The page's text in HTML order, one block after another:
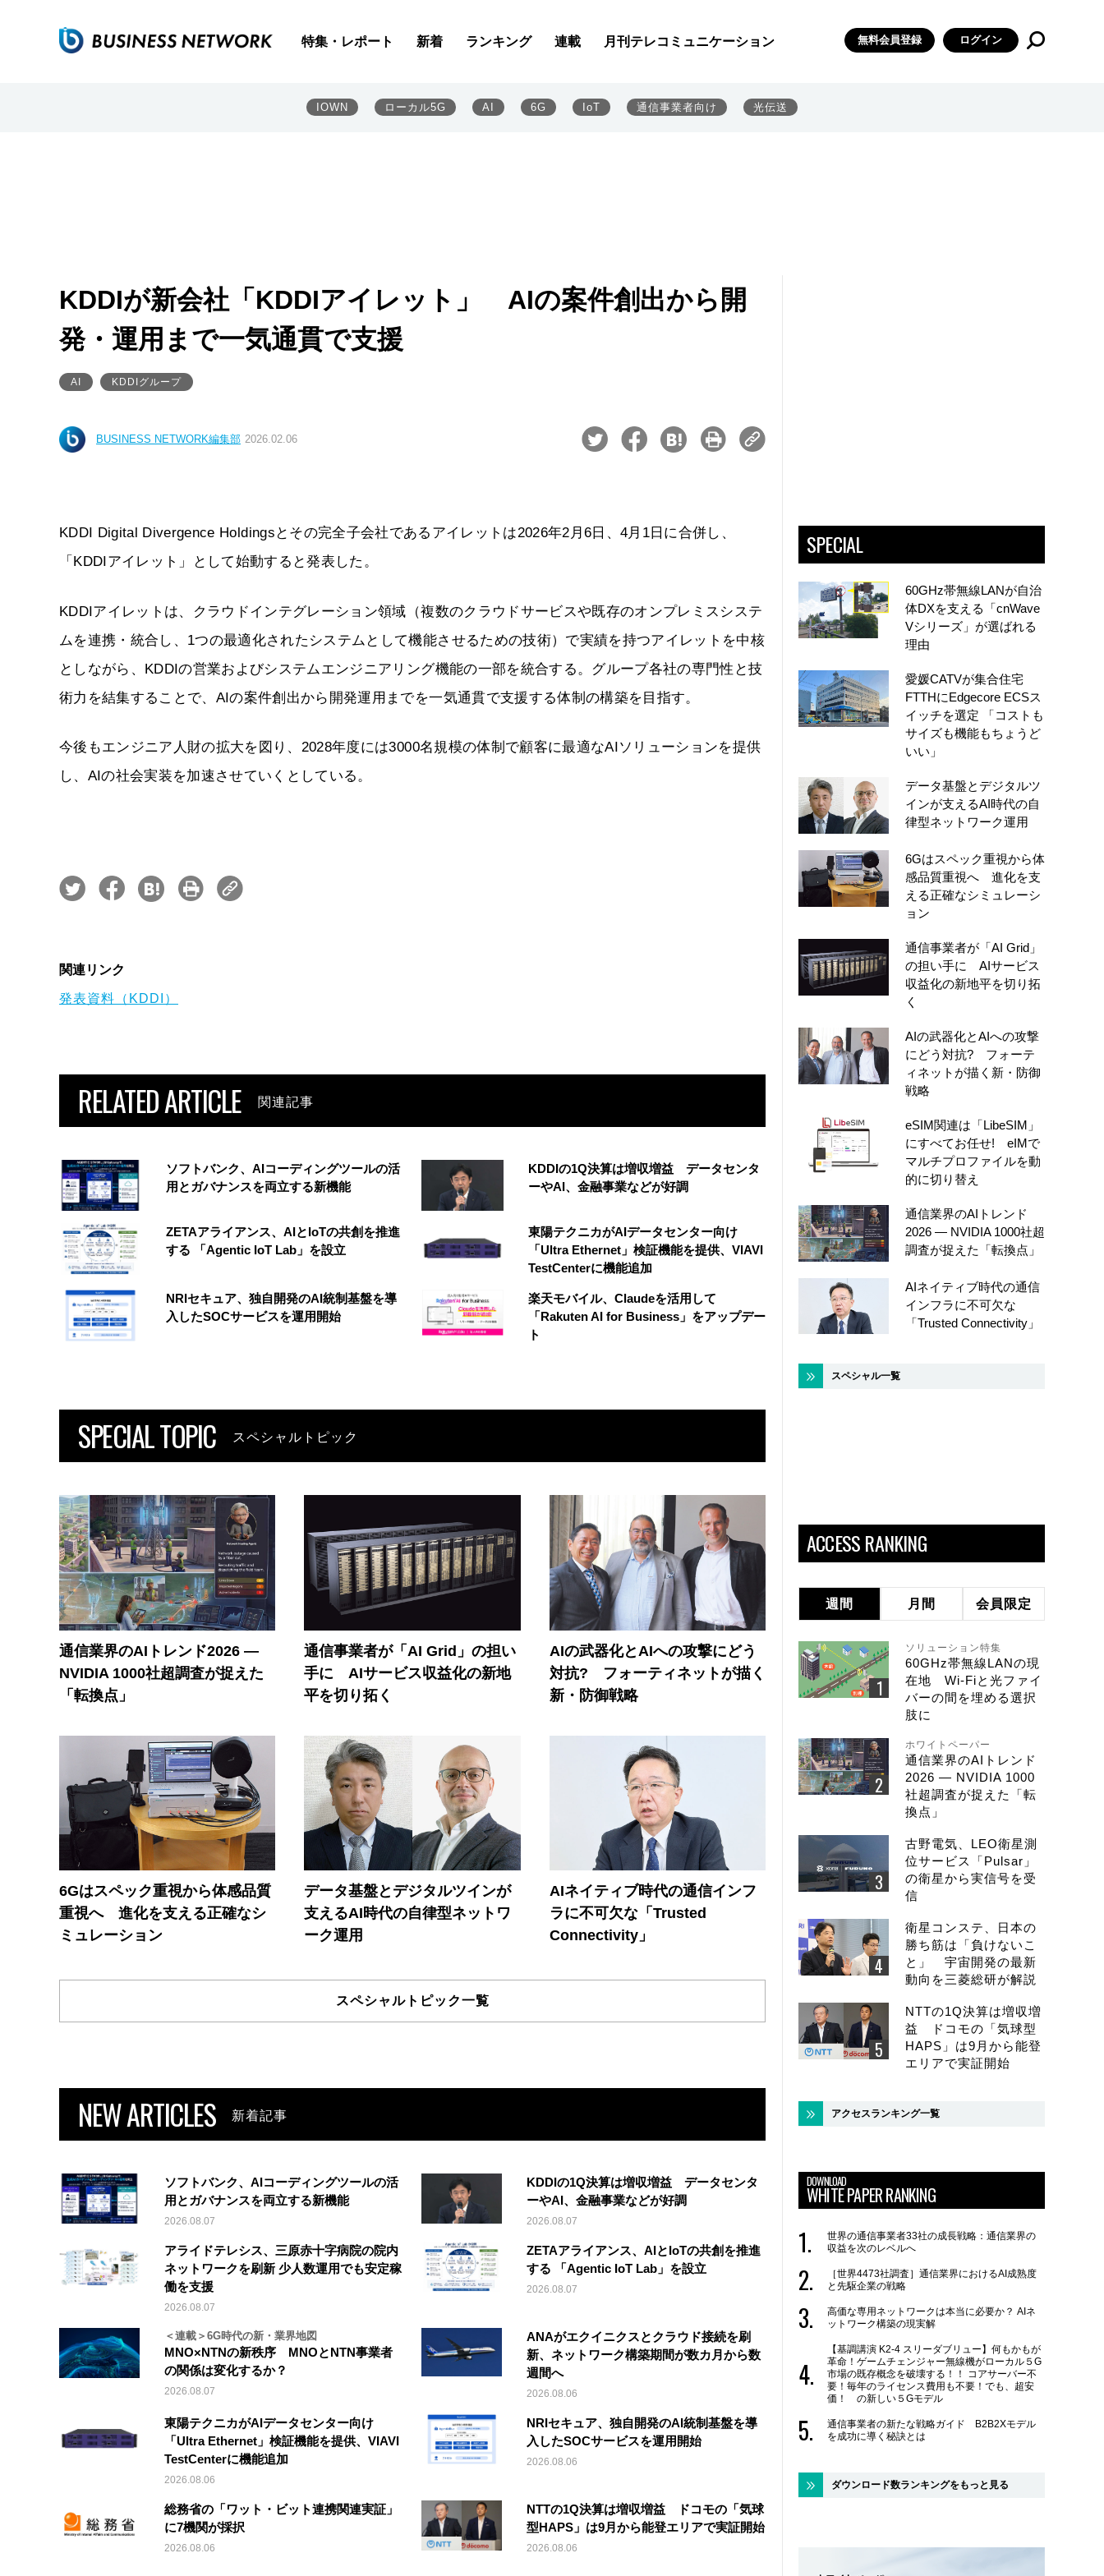
特集・レポート 新着 ランキング 連載 月刊テレコミュニケーション 無料会員登録 ログイン
IOWN ローカル5G AI 6G IoT 通信事業者向け 光伝送
KDDIが新会社「KDDIアイレット」 AIの案件創出から開
発・運用まで一気通貫で支援
AI KDDIグループ
BUSINESS NETWORK編集部 2026.02.06
KDDI Digital Divergence Holdingsとその完全子会社であるアイレットは2026年2月6日、4月1日に合併し、
「KDDIアイレット」として始動すると発表した。
KDDIアイレットは、クラウドインテグレーション領域（複数のクラウドサービスや既存のオンプレミスシステ
ムを連携・統合し、1つの最適化されたシステムとして機能させるための技術）で実績を持つアイレットを中核
としながら、KDDIの営業およびシステムエンジニアリング機能の一部を統合する。グループ各社の専門性と技
術力を結集することで、AIの案件創出から開発運用までを一気通貫で支援する体制の構築を目指す。
今後もエンジニア人財の拡大を図り、2028年度には3000名規模の体制で顧客に最適なAIソリューションを提供
し、AIの社会実装を加速させていくとしている。
関連リンク
発表資料（KDDI）
RELATED ARTICLE 関連記事
ソフトバンク、AIコーディングツールの活
用とガバナンスを両立する新機能
KDDIの1Q決算は増収増益 データセンタ
ーやAI、金融事業などが好調
ZETAアライアンス、AIとIoTの共創を推進
する 「Agentic IoT Lab」を設立
東陽テクニカがAIデータセンター向け
「Ultra Ethernet」検証機能を提供、VIAVI
TestCenterに機能追加
NRIセキュア、独自開発のAI統制基盤を導
入したSOCサービスを運用開始
楽天モバイル、Claudeを活用して
「Rakuten AI for Business」をアップデー
ト
SPECIAL TOPIC スペシャルトピック
通信業界のAIトレンド2026 ―
NVIDIA 1000社超調査が捉えた
「転換点」
通信事業者が「AI Grid」の担い
手に AIサービス収益化の新地
平を切り拓く
AIの武器化とAIへの攻撃にどう
対抗? フォーティネットが描く
新・防御戦略
6Gはスペック重視から体感品質
重視へ 進化を支える正確なシ
ミュレーション
データ基盤とデジタルツインが
支えるAI時代の自律型ネットワ
ーク運用
AIネイティブ時代の通信インフ
ラに不可欠な「Trusted
Connectivity」
スペシャルトピック一覧
NEW ARTICLES 新着記事
ソフトバンク、AIコーディングツールの活
用とガバナンスを両立する新機能
2026.08.07
KDDIの1Q決算は増収増益 データセンタ
ーやAI、金融事業などが好調
2026.08.07
アライドテレシス、三原赤十字病院の院内
ネットワークを刷新 少人数運用でも安定稼
働を支援
2026.08.07
ZETAアライアンス、AIとIoTの共創を推進
する 「Agentic IoT Lab」を設立
2026.08.07
＜連載＞6G時代の新・業界地図
MNO×NTNの新秩序 MNOとNTN事業者
の関係は変化するか？
2026.08.07
ANAがエクイニクスとクラウド接続を刷
新、ネットワーク構築期間が数カ月から数
週間へ
2026.08.06
東陽テクニカがAIデータセンター向け
「Ultra Ethernet」検証機能を提供、VIAVI
TestCenterに機能追加
2026.08.06
NRIセキュア、独自開発のAI統制基盤を導
入したSOCサービスを運用開始
2026.08.06
総務省の「ワット・ビット連携関連実証」
に7機関が採択
2026.08.06
NTTの1Q決算は増収増益 ドコモの「気球
型HAPS」は9月から能登エリアで実証開始
2026.08.06
SPECIAL
60GHz帯無線LANが自治
体DXを支える「cnWave
Vシリーズ」が選ばれる
理由
愛媛CATVが集合住宅
FTTHにEdgecore ECSス
イッチを選定 「コストも
サイズも機能もちょうど
いい」
データ基盤とデジタルツ
インが支えるAI時代の自
律型ネットワーク運用
6Gはスペック重視から体
感品質重視へ 進化を支
える正確なシミュレーシ
ョン
通信事業者が「AI Grid」
の担い手に AIサービス
収益化の新地平を切り拓
く
AIの武器化とAIへの攻撃
にどう対抗? フォーテ
ィネットが描く新・防御
戦略
eSIM関連は「LibeSIM」
にすべてお任せ! eIMで
マルチプロファイルを動
的に切り替え
通信業界のAIトレンド
2026 ― NVIDIA 1000社超
調査が捉えた「転換点」
AIネイティブ時代の通信
インフラに不可欠な
「Trusted Connectivity」
スペシャル一覧
ACCESS RANKING
週間 月間 会員限定
ソリューション特集
60GHz帯無線LANの現
在地 Wi-Fiと光ファイ
バーの間を埋める選択
肢に
ホワイトペーパー
通信業界のAIトレンド
2026 ― NVIDIA 1000
社超調査が捉えた「転
換点」
古野電気、LEO衛星測
位サービス「Pulsar」
の衛星から実信号を受
信
衛星コンステ、日本の
勝ち筋は「負けないこ
と」 宇宙開発の最新
動向を三菱総研が解説
NTTの1Q決算は増収増
益 ドコモの「気球型
HAPS」は9月から能登
エリアで実証開始
アクセスランキング一覧
DOWNLOAD
WHITE PAPER RANKING
世界の通信事業者33社の成長戦略：通信業界の
収益を次のレベルへ
［世界4473社調査］通信業界におけるAI成熟度
と先駆企業の戦略
高価な専用ネットワークは本当に必要か？ AIネ
ットワーク構築の現実解
【基調講演 K2-4 スリーダブリュー】何もかもが
革命！ゲームチェンジャー無線機がローカル５G
市場の既存概念を破壊する！！ コアサーバー不
要！毎年のライセンス費用も不要！でも、超安
価！ の新しい５Gモデル
通信事業者の新たな戦略ガイド B2B2Xモデル
を成功に導く秘訣とは
ダウンロード数ランキングをもっと見る